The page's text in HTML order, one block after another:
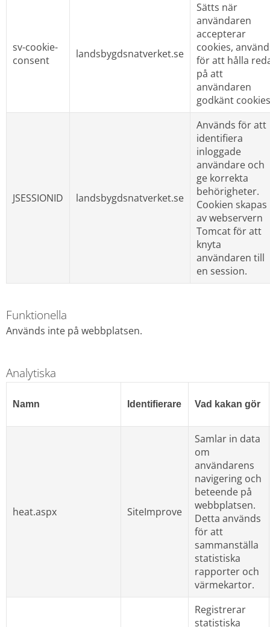
sv-cookie-
consent
landsbygdsnatverket.se
Sätts när
användaren
accepterar
cookies,
för att hålla
på att
användaren
godkänt
JSESSIONID landsbygdsnatverket.se
Används för att
identifiera
inloggade
användare och
ge korrekta
behörigheter.
Cookien skapas
av webservern
Tomcat för att
knyta
användaren till
en session.
Funktionella
Används inte på webbplatsen.
Analytiska
Namn Identifierare Vad kakan gör
heat.aspx SiteImprove
Samlar in data
om
användarens
navigering och
beteende på
webbplatsen.
Detta används
för att
sammanställa
statistiska
rapporter och
värmekartor.
Registrerar
statistiska